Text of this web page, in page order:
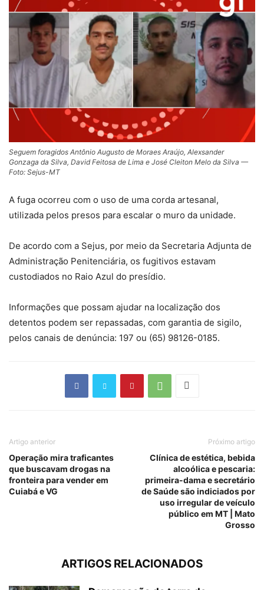
Seguem foragidos Antônio Augusto de Moraes Araújo, Alexsander
Gonzaga da Silva, David Feitosa de Lima e José Cleiton Melo da Silva —
Foto: Sejus-MT
A fuga ocorreu com o uso de uma corda artesanal,
utilizada pelos presos para escalar o muro da unidade.
De acordo com a Sejus, por meio da Secretaria Adjunta de
Administração Penitenciária, os fugitivos estavam
custodiados no Raio Azul do presídio.
Informações que possam ajudar na localização dos
detentos podem ser repassadas, com garantia de sigilo,
pelos canais de denúncia: 197 ou (65) 98126-0185.
Artigo anterior
Operação mira traficantes
que buscavam drogas na
fronteira para vender em
Cuiabá e VG
Próximo artigo
Clínica de estética, bebida
alcoólica e pescaria:
primeira-dama e secretário
de Saúde são indiciados por
uso irregular de veículo
público em MT | Mato
Grosso
ARTIGOS RELACIONADOS